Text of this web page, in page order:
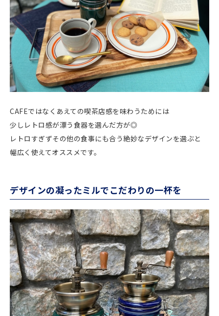
CAFEではなくあえての喫茶店感を味わうためには
少しレトロ感が漂う食器を選んだ方が◎
レトロすぎずその他の食事にも合う絶妙なデザインを選ぶと
幅広く使えてオススメです。
デザインの凝ったミルでこだわりの一杯を